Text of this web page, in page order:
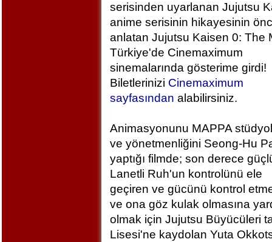
serisinden uyarlanan Jujutsu
anime serisinin hikayesinin
anlatan Jujutsu Kaisen 0: The
Türkiye'de Cinemaximum
sinemalarında gösterime girdi!
Biletlerinizi Cinemaximum
sayfasından alabilirsiniz.
Animasyonunu MAPPA
ve yönetmenliğini Seong-Hu
yaptığı filmde; son derece
Lanetli Ruh'un kontrolünü ele
geçiren ve gücünü kontrol
ve ona göz kulak olmasına
olmak için Jujutsu Büyücüleri
Lisesi'ne kaydolan Yuta